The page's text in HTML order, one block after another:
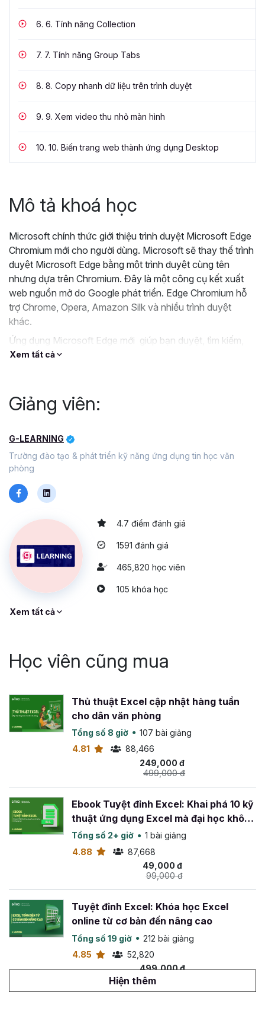
6. 6. Tính năng Collection
7. 7. Tính năng Group Tabs
8. 8. Copy nhanh dữ liệu trên trình duyệt
9. 9. Xem video thu nhỏ màn hình
10. 10. Biến trang web thành ứng dụng Desktop
Mô tả khoá học
Microsoft chính thức giới thiệu trình duyệt Microsoft Edge
Chromium mới cho người dùng. Microsoft sẽ thay thế trình
duyệt Microsoft Edge bằng một trình duyệt cùng tên
nhưng dựa trên Chromium. Đây là một công cụ kết xuất
web nguồn mở do Google phát triển. Edge Chromium hỗ
trợ Chrome, Opera, Amazon Silk và nhiều trình duyệt
khác.
Ứng dụng Microsoft Edge mới giúp bạn duyệt, tìm kiếm,
mua sắm trực tuyến và hơn thế nữa. Giống như tất cả các
hạn như cookie) và cho phép bạn gửi thông tin cho chúng
tôi (chẳng hạn như lịch sử duyệt) để làm cho trải nghiệm
Khoá học này sẽ hướng dẫn bạn sử dụng Microsoft Edge
một cách thành thạo.
Xem tất cả
Giảng viên:
G-LEARNING
Trường đào tạo & phát triển kỹ năng ứng dụng tin học văn
phòng
4.7 điểm đánh giá
1591 đánh giá
465,820 học viên
105 khóa học
Xem tất cả
Học viên cũng mua
Thủ thuật Excel cập nhật hàng tuần
cho dân văn phòng
Tổng số 8 giờ
107 bài giảng
4.81
88,466
249,000 đ
499,000 đ
Ebook Tuyệt đỉnh Excel: Khai phá 10 kỹ
thuật ứng dụng Excel mà đại học không
dạy bạn
Tổng số 2+ giờ
1 bài giảng
4.88
87,668
49,000 đ
99,000 đ
Tuyệt đỉnh Excel: Khóa học Excel
online từ cơ bản đến nâng cao
Tổng số 19 giờ
212 bài giảng
4.85
52,820
499,000 đ
799,000 đ
Hiện thêm